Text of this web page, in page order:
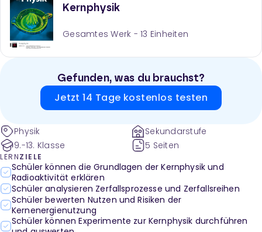
Kernphysik
Gesamtes Werk - 13 Einheiten
Gefunden, was du brauchst?
Jetzt 14 Tage kostenlos testen
Physik
9.-13. Klasse
Sekundarstufe
5 Seiten
LERNZIELE
Schüler können die Grundlagen der Kernphysik und
Radioaktivität erklären
Schüler analysieren Zerfallsprozesse und Zerfallsreihen
Schüler bewerten Nutzen und Risiken der
Kernenergienutzung
Schüler können Experimente zur Kernphysik durchführen